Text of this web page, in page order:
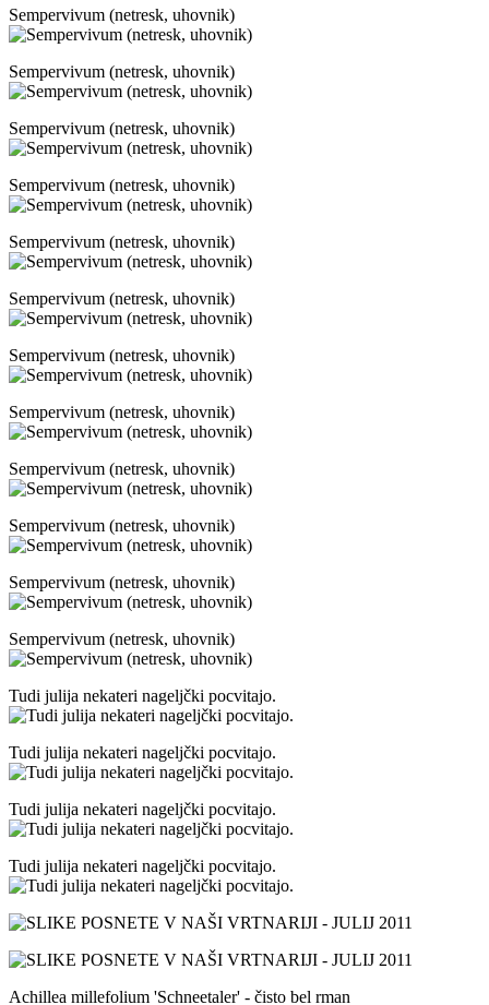
Sempervivum (netresk, uhovnik)
Sempervivum (netresk, uhovnik)
Sempervivum (netresk, uhovnik)
Sempervivum (netresk, uhovnik)
Sempervivum (netresk, uhovnik)
Sempervivum (netresk, uhovnik)
Sempervivum (netresk, uhovnik)
Sempervivum (netresk, uhovnik)
Sempervivum (netresk, uhovnik)
Sempervivum (netresk, uhovnik)
Sempervivum (netresk, uhovnik)
Sempervivum (netresk, uhovnik)
Tudi julija nekateri nageljčki pocvitajo.
Tudi julija nekateri nageljčki pocvitajo.
Tudi julija nekateri nageljčki pocvitajo.
Tudi julija nekateri nageljčki pocvitajo.
Achillea millefolium 'Schneetaler' - čisto bel rman